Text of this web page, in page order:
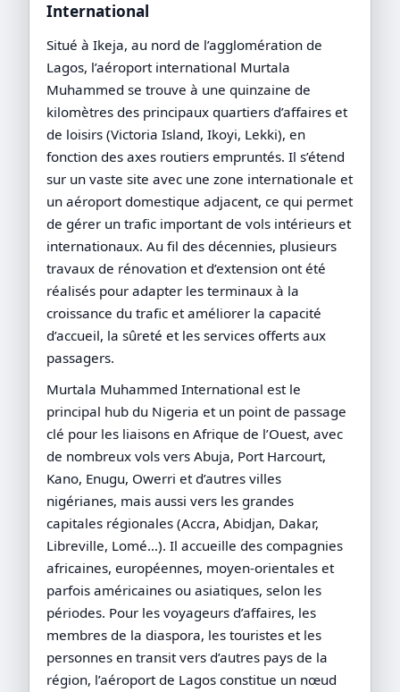
International
Situé à Ikeja, au nord de l’agglomération de
Lagos, l’aéroport international Murtala
Muhammed se trouve à une quinzaine de
kilomètres des principaux quartiers d’affaires et
de loisirs (Victoria Island, Ikoyi, Lekki), en
fonction des axes routiers empruntés. Il s’étend
sur un vaste site avec une zone internationale et
un aéroport domestique adjacent, ce qui permet
de gérer un trafic important de vols intérieurs et
internationaux. Au fil des décennies, plusieurs
travaux de rénovation et d’extension ont été
réalisés pour adapter les terminaux à la
croissance du trafic et améliorer la capacité
d’accueil, la sûreté et les services offerts aux
passagers.
Murtala Muhammed International est le
principal hub du Nigeria et un point de passage
clé pour les liaisons en Afrique de l’Ouest, avec
de nombreux vols vers Abuja, Port Harcourt,
Kano, Enugu, Owerri et d’autres villes
nigérianes, mais aussi vers les grandes
capitales régionales (Accra, Abidjan, Dakar,
Libreville, Lomé…). Il accueille des compagnies
africaines, européennes, moyen-orientales et
parfois américaines ou asiatiques, selon les
périodes. Pour les voyageurs d’affaires, les
membres de la diaspora, les touristes et les
personnes en transit vers d’autres pays de la
région, l’aéroport de Lagos constitue un nœud